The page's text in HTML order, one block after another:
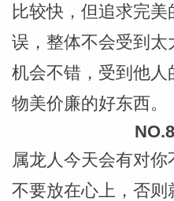
比较快，但追求完
误，整体不会受到
机会不错，受到他人
物美价廉的好东西。
属龙人今天会有对
不要放在心上，否